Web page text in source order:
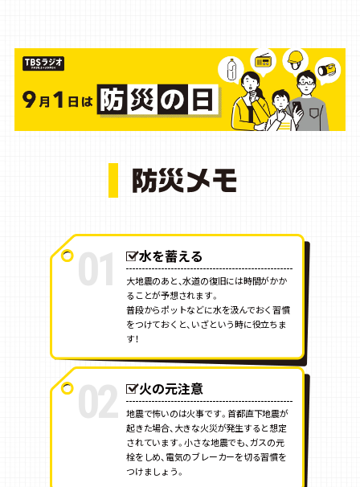
01 水を蓄える
大地震のあと、水道の復旧には時間がかか
ることが予想されます。
普段からポットなどに水を汲んでおく習慣
をつけておくと、いざという時に役立ちま
す！
02 火の元注意
地震で怖いのは火事です。首都直下地震が
起きた場合、大きな火災が発生すると想定
されています。小さな地震でも、ガスの元
栓をしめ、電気のブレーカーを切る習慣を
つけましょう。